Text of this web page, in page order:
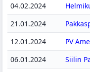
04.02.2024
21.01.2024
12.01.2024
PV
06.01.2024
Siilin